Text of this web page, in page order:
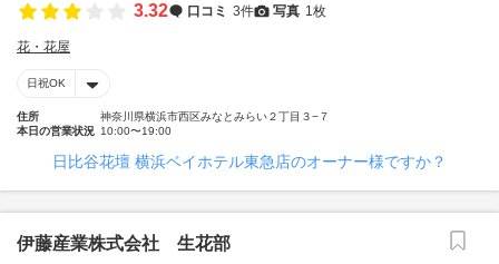
3.32 口コミ 3件 写真 1枚
花・花屋
日祝OK
住所
神奈川県横浜市西区みなとみらい２丁目３−７
本日の営業状況 10:00〜19:00
日比谷花壇 横浜ベイホテル東急店のオーナー様ですか？
伊藤産業株式会社 生花部